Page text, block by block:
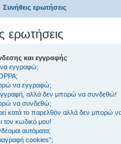
Συνήθεις ερωτήσεις
ερωτήσεις
και εγγραφής
να εγγραφώ;
να εγγραφώ;
αλλά δεν μπορώ να συνδεθώ!
να συνδεθώ;
κατά το παρελθόν αλλά δεν μπορώ
τον κωδικό μου!
αυτόματα;
cookies”;